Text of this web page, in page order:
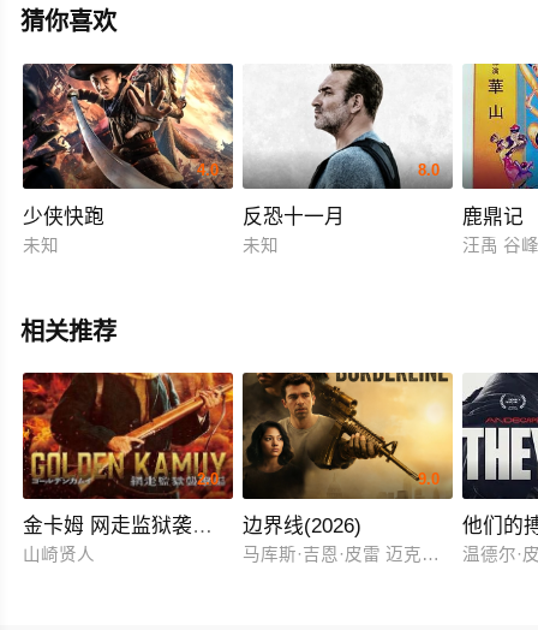
猜你喜欢
4.0
少侠快跑
未知
8.0
反恐十一月
未知
鹿鼎记
汪禹 谷
相关推荐
2.0
金卡姆 网走监狱袭击篇
山崎贤人
9.0
边界线(2026)
马库斯·吉恩·皮雷 迈克尔·约翰·斯坦
他们的
温德尔·